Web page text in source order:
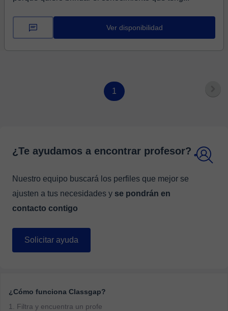
Ver disponibilidad
1
¿Te ayudamos a encontrar profesor?
Nuestro equipo buscará los perfiles que mejor se
ajusten a tus necesidades y se pondrán en
contacto contigo
Solicitar ayuda
¿Cómo funciona Classgap?
1. Filtra y encuentra un profe